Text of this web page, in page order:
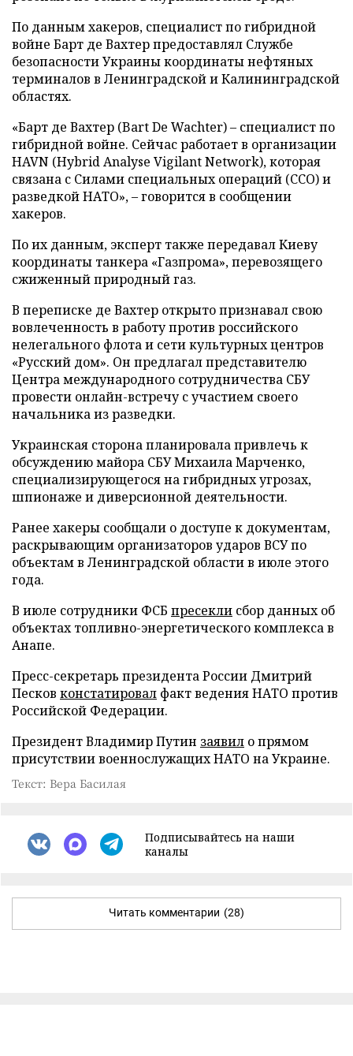
По данным хакеров, специалист по гибридной
войне Барт де Вахтер предоставлял Службе
безопасности Украины координаты нефтяных
терминалов в Ленинградской и Калининградской
областях.
«Барт де Вахтер (Bart De Wachter) – специалист по
гибридной войне. Сейчас работает в организации
HAVN (Hybrid Analyse Vigilant Network), которая
связана с Силами специальных операций (ССО) и
разведкой НАТО», – говорится в сообщении
хакеров.
По их данным, эксперт также передавал Киеву
координаты танкера «Газпрома», перевозящего
сжиженный природный газ.
В переписке де Вахтер открыто признавал свою
вовлеченность в работу против российского
нелегального флота и сети культурных центров
«Русский дом». Он предлагал представителю
Центра международного сотрудничества СБУ
провести онлайн-встречу с участием своего
начальника из разведки.
Украинская сторона планировала привлечь к
обсуждению майора СБУ Михаила Марченко,
специализирующегося на гибридных угрозах,
шпионаже и диверсионной деятельности.
Ранее хакеры сообщали о доступе к документам,
раскрывающим организаторов ударов ВСУ по
объектам в Ленинградской области в июле этого
года.
В июле сотрудники ФСБ пресекли сбор данных об
объектах топливно-энергетического комплекса в
Анапе.
Пресс-секретарь президента России Дмитрий
Песков констатировал факт ведения НАТО против
Российской Федерации.
Президент Владимир Путин заявил о прямом
присутствии военнослужащих НАТО на Украине.
Текст: Вера Басилая
Подписывайтесь на наши
каналы
Читать комментарии (28)